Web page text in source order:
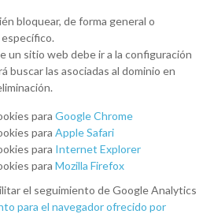
bloquear, de forma general o
un sitio web debe ir a la configuración
buscar las asociadas al dominio en
para Google Chrome
para Apple Safari
para Internet Explorer
para Mozilla Firefox
el seguimiento de Google Analytics
para el navegador ofrecido por